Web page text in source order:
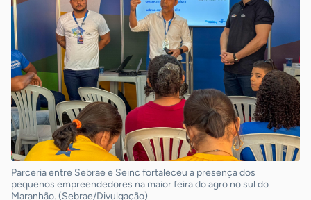
Parceria entre Sebrae e Seinc fortaleceu a presença dos
pequenos empreendedores na maior feira do agro no sul do
Maranhão. (Sebrae/Divulgação)